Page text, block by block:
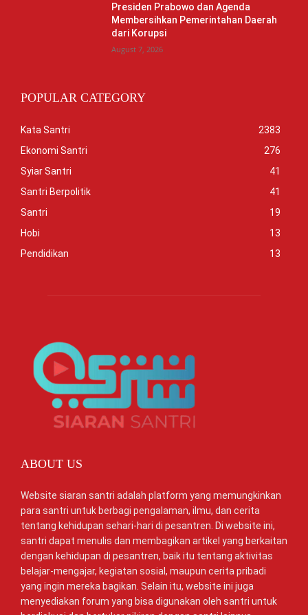
Presiden Prabowo dan Agenda
Membersihkan Pemerintahan Daerah
dari Korupsi
August 7, 2026
POPULAR CATEGORY
Kata Santri
2383
Ekonomi Santri
276
Syiar Santri
41
Santri Berpolitik
41
Santri
19
Hobi
13
Pendidikan
13
ABOUT US
Website siaran santri adalah platform yang memungkinkan
para santri untuk berbagi pengalaman, ilmu, dan cerita
tentang kehidupan sehari-hari di pesantren. Di website ini,
santri dapat menulis dan membagikan artikel yang berkaitan
dengan kehidupan di pesantren, baik itu tentang aktivitas
belajar-mengajar, kegiatan sosial, maupun cerita pribadi
yang ingin mereka bagikan. Selain itu, website ini juga
menyediakan forum yang bisa digunakan oleh santri untuk